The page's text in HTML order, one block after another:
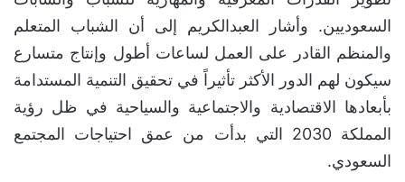
السعوديين. وأشار العبدالكريم إلى أن الشباب المتعلم
والمنظم القادر على العمل لساعات أطول وإنتاج متسارع
سيكون لهم الدور الأكثر تأثيراً في تحقيق التنمية المستدامة
بأبعادها الاقتصادية والاجتماعية والسياحية في ظل رؤية
المملكة 2030 التي بدأت من عمق احتياجات المجتمع
السعودي.